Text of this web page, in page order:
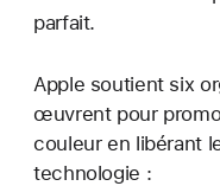
parfait.
Apple soutient six
œuvrent pour
couleur en libérant
technologie :